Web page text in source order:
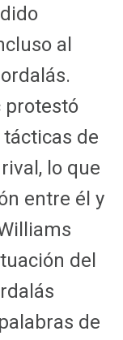
al
protestó
de
lo que
entre él y
del
de